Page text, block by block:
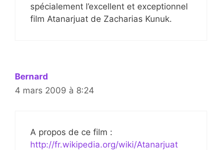
spécialement l’excellent et exceptionnel
film Atanarjuat de Zacharias Kunuk.
Bernard
4 mars 2009 à 8:24
A propos de ce film :
http://fr.wikipedia.org/wiki/Atanarjuat